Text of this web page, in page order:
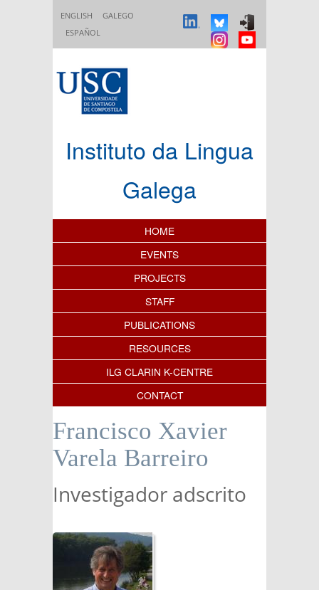
ENGLISH
GALEGO
ESPAÑOL
Instituto da Lingua
Galega
Content Index
HOME
EVENTS
PROJECTS
STAFF
PUBLICATIONS
RESOURCES
ILG CLARIN K-CENTRE
CONTACT
Francisco Xavier
Varela Barreiro
Investigador adscrito